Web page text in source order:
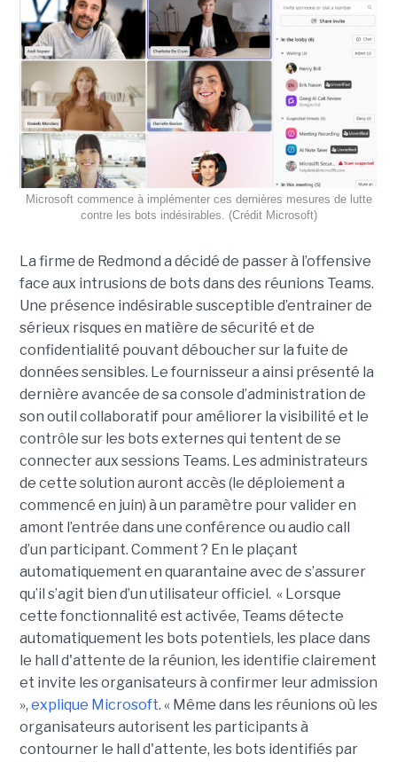
Microsoft commence à implémenter ces dernières mesures de lutte
contre les bots indésirables. (Crédit Microsoft)
La firme de Redmond a décidé de passer à l’offensive
face aux intrusions de bots dans des réunions Teams.
Une présence indésirable susceptible d’entrainer de
sérieux risques en matière de sécurité et de
confidentialité pouvant déboucher sur la fuite de
données sensibles. Le fournisseur a ainsi présenté la
dernière avancée de sa console d’administration de
son outil collaboratif pour améliorer la visibilité et le
contrôle sur les bots externes qui tentent de se
connecter aux sessions Teams. Les administrateurs
de cette solution auront accès (le déploiement a
commencé en juin) à un paramètre pour valider en
amont l’entrée dans une conférence ou audio call
d’un participant. Comment ? En le plaçant
automatiquement en quarantaine avec de s’assurer
qu’il s’agit bien d’un utilisateur officiel. « Lorsque
cette fonctionnalité est activée, Teams détecte
automatiquement les bots potentiels, les place dans
le hall d'attente de la réunion, les identifie clairement
et invite les organisateurs à confirmer leur admission
», explique Microsoft. « Même dans les réunions où les
organisateurs autorisent les participants à
contourner le hall d'attente, les bots identifiés par